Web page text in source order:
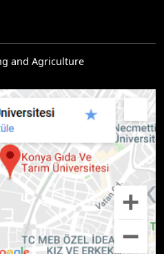
and Agriculture